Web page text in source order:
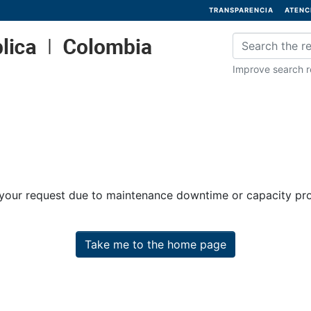
TRANSPARENCIA
Improve search
request due to maintenance downtime or capacity
Take me to the home page